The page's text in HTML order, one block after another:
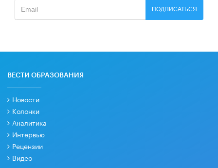
ПОДПИСАТЬСЯ
ВЕСТИ ОБРАЗОВАНИЯ
Новости
Колонки
Аналитика
Интервью
Рецензии
Видео